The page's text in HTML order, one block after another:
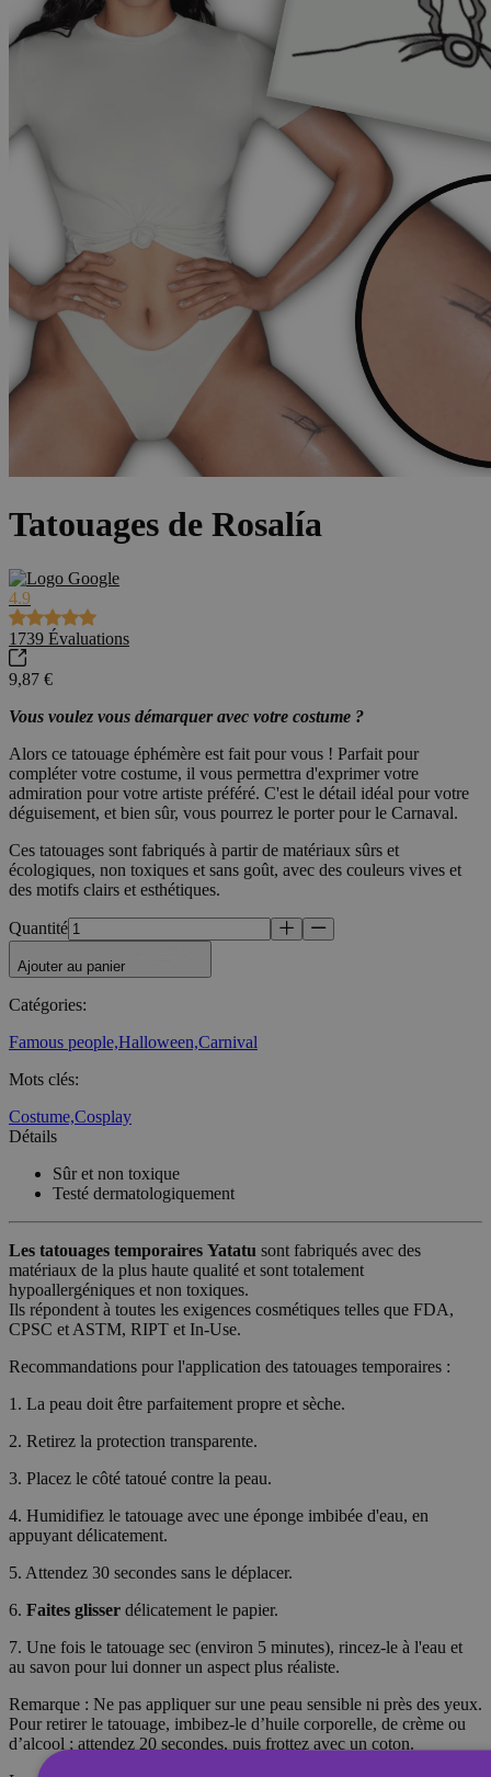
Tatouages de Rosalía
4.9
1739 Évaluations
9,87 €
Vous voulez vous démarquer avec votre costume ?
Alors ce tatouage éphémère est fait pour vous ! Parfait pour
compléter votre costume, il vous permettra d'exprimer votre
admiration pour votre artiste préféré. C'est le détail idéal pour votre
déguisement, et bien sûr, vous pourrez le porter pour le Carnaval.
Ces tatouages sont fabriqués à partir de matériaux sûrs et
écologiques, non toxiques et sans goût, avec des couleurs vives et
des motifs clairs et esthétiques.
Quantité
Ajouter au panier
Catégories:
Famous people,Halloween,Carnival
Mots clés:
Costume,Cosplay
Détails
Sûr et non toxique
Testé dermatologiquement
Les tatouages temporaires Yatatu sont fabriqués avec des
matériaux de la plus haute qualité et sont totalement
hypoallergéniques et non toxiques.
Ils répondent à toutes les exigences cosmétiques telles que FDA,
CPSC et ASTM, RIPT et In-Use.
Recommandations pour l'application des tatouages temporaires :
1. La peau doit être parfaitement propre et sèche.
2. Retirez la protection transparente.
3. Placez le côté tatoué contre la peau.
4. Humidifiez le tatouage avec une éponge imbibée d'eau, en
appuyant délicatement.
5. Attendez 30 secondes sans le déplacer.
6. Faites glisser délicatement le papier.
7. Une fois le tatouage sec (environ 5 minutes), rincez-le à l'eau et
au savon pour lui donner un aspect plus réaliste.
Remarque : Ne pas appliquer sur une peau sensible ni près des yeux.
Pour retirer le tatouage, imbibez-le d’huile corporelle, de crème ou
d’alcool ; attendez 20 secondes, puis frottez avec un coton.